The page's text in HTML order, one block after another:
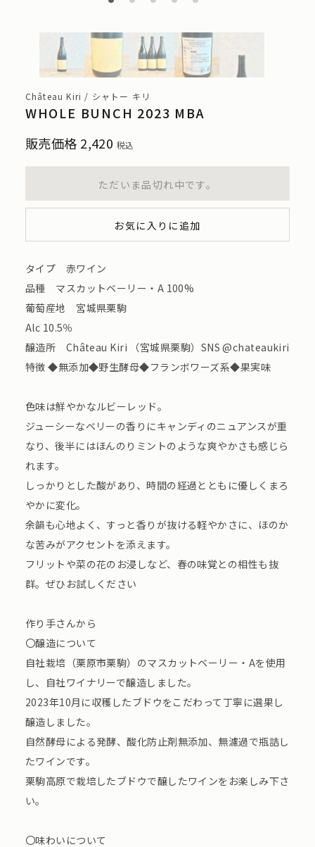
Château Kiri / シャトー キリ
WHOLE BUNCH 2023 MBA
販売価格 2,420 税込
ただいま品切れ中です。
お気に入りに追加
タイプ 赤ワイン
品種 マスカットベーリー・A 100%
葡萄産地 宮城県栗駒
Alc 10.5％
醸造所 Château Kiri （宮城県栗駒）SNS @chateaukiri
特徴 ◆無添加◆野生酵母◆フランボワーズ系◆果実味
色味は鮮やかなルビーレッド。
ジューシーなベリーの香りにキャンディのニュアンスが重
なり、後半にはほんのりミントのような爽やかさも感じら
れます。
しっかりとした酸があり、時間の経過とともに優しくまろ
やかに変化。
余韻も心地よく、すっと香りが抜ける軽やかさに、ほのか
な苦みがアクセントを添えます。
フリットや菜の花のお浸しなど、春の味覚との相性も抜
群。ぜひお試しください
作り手さんから
〇醸造について
自社栽培（栗原市栗駒）のマスカットベーリー・Aを使用
し、自社ワイナリーで醸造しました。
2023年10月に収穫したブドウをこだわって丁寧に選果し
醸造しました。
自然酵母による発酵、酸化防止剤無添加、無濾過で瓶詰し
たワインです。
栗駒高原で栽培したブドウで醸したワインをお楽しみ下さ
い。
〇味わいについて